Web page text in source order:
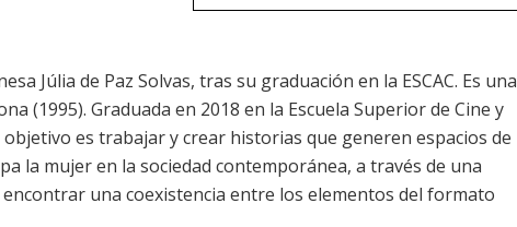
Júlia de Paz Solvas, tras su graduación en la ESCAC. Es una
(1995). Graduada en 2018 en la Escuela Superior de Cine y
objetivo es trabajar y crear historias que generen espacios de
la mujer en la sociedad contemporánea, a través de una
una coexistencia entre los elementos del formato